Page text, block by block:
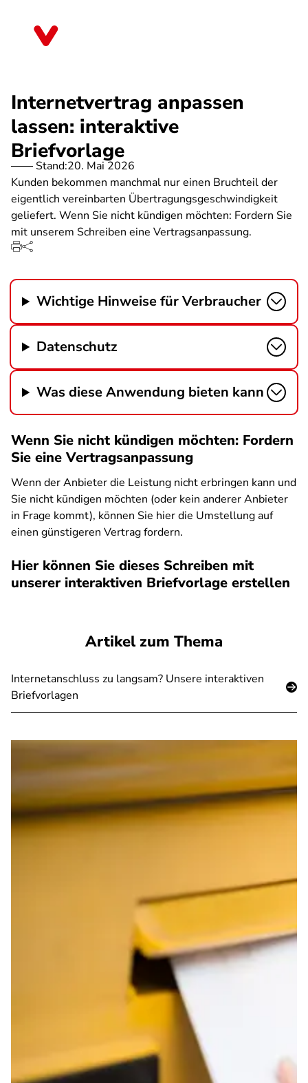
Internetvertrag anpassen
lassen: interaktive
Briefvorlage
Stand:20. Mai 2026
Kunden bekommen manchmal nur einen Bruchteil der
eigentlich vereinbarten Übertragungsgeschwindigkeit
geliefert. Wenn Sie nicht kündigen möchten: Fordern Sie
mit unserem Schreiben eine Vertragsanpassung.
Wichtige Hinweise für Verbraucher
Datenschutz
Was diese Anwendung bieten kann
Wenn Sie nicht kündigen möchten: Fordern
Sie eine Vertragsanpassung
Wenn der Anbieter die Leistung nicht erbringen kann und
Sie nicht kündigen möchten (oder kein anderer Anbieter
in Frage kommt), können Sie hier die Umstellung auf
einen günstigeren Vertrag fordern.
Hier können Sie dieses Schreiben mit
unserer interaktiven Briefvorlage erstellen
Artikel zum Thema
Internetanschluss zu langsam? Unsere interaktiven
Briefvorlagen